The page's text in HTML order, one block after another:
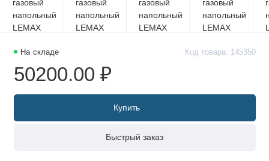
На складе Код товара: 145350
50200.00 ₽
Купить
Быстрый заказ